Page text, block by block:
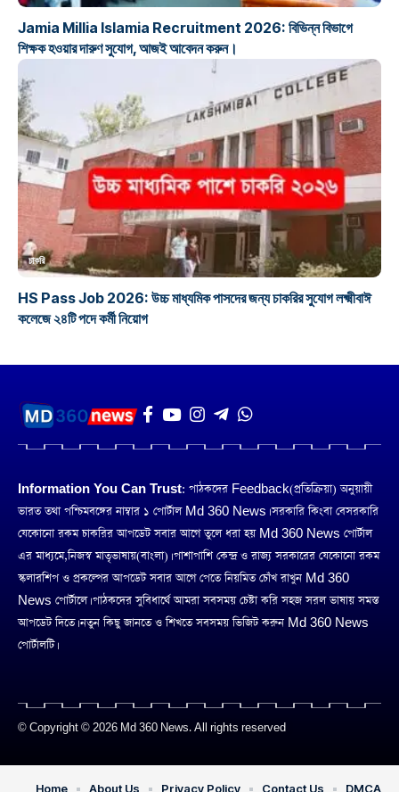
Jamia Millia Islamia Recruitment 2026: বিভিন্ন বিভাগে
শিক্ষক হওয়ার দারুণ সুযোগ, আজই আবেদন করুন।
চাকরি
HS Pass Job 2026: উচ্চ মাধ্যমিক পাসদের জন্য চাকরির সুযোগ লক্ষ্মীবাঈ
কলেজে ২৪টি পদে কর্মী নিয়োগ
Information You Can Trust: পাঠকদের Feedback(প্রতিক্রিয়া) অনুয়ায়ী
ভারত তথা পশ্চিমবঙ্গের নাম্বার ১ পোর্টাল Md 360 News। সরকারি কিংবা বেসরকারি
যেকোনো রকম চাকরির আপডেট সবার আগে তুলে ধরা হয় Md 360 News পোর্টাল
এর মাধ্যমে,নিজস্ব মাতৃভাষায়(বাংলা)। পাশাপাশি কেন্দ্র ও রাজ্য সরকারের যেকোনো রকম
স্কলারশিপ ও প্রকল্পের আপডেট সবার আগে পেতে নিয়মিত চোঁখ রাখুন Md 360
News পোর্টালে। পাঠকদের সুবিধার্থে আমরা সবসময় চেষ্টা করি সহজ সরল ভাষায় সমস্ত
আপডেট দিতে। নতুন কিছু জানতে ও শিখতে সবসময় ভিজিট করুন Md 360 News
পোর্টালটি।
© Copyright © 2026 Md 360 News. All rights reserved
Home About Us Privacy Policy Contact Us DMCA